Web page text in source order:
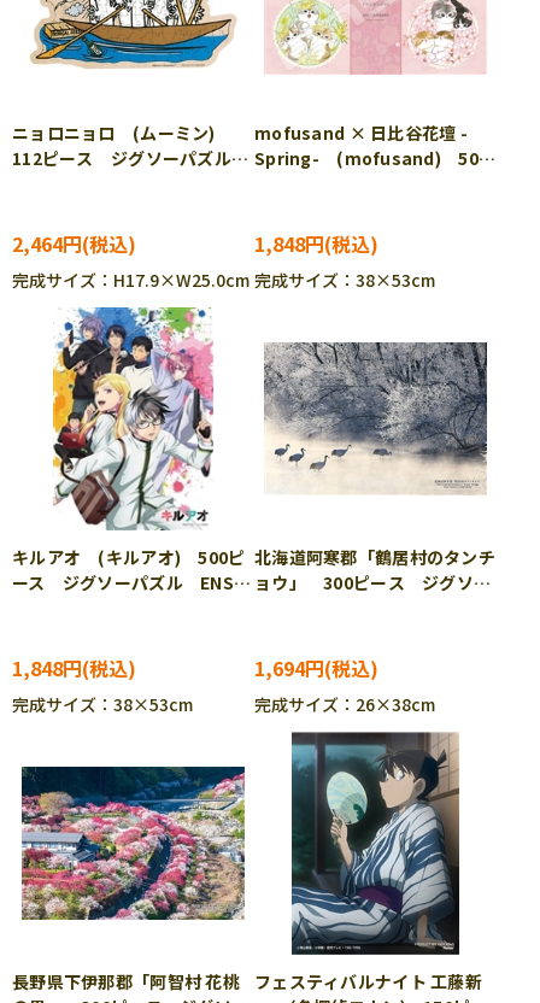
ニョロニョロ (ムーミン)
112ピース ジグソーパズル
2,464円
完成サイズ：H17.9×W25.0cm
mofusand × 日比谷花壇 -
Spring- (mofusand) 500
1,848円
完成サイズ：38×53cm
キルアオ (キルアオ) 500ピ
ース ジグソーパズル ENS-
1,848円
完成サイズ：38×53cm
北海道阿寒郡「鶴居村のタンチ
ョウ」 300ピース ジグソー
1,694円
完成サイズ：26×38cm
長野県下伊那郡「阿智村 花桃
フェスティバルナイト 工藤新